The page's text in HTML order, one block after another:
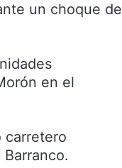
un choque de
en el
carretero